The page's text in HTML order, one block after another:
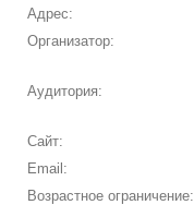
Адрес:
Организатор:
Аудитория:
Сайт:
Email:
Возрастное ограничение: